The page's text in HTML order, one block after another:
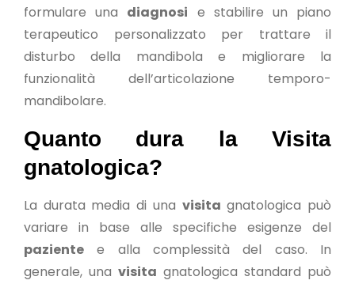
formulare una diagnosi e stabilire un piano
terapeutico personalizzato per trattare il
disturbo della mandibola e migliorare la
funzionalità dell’articolazione temporo-
mandibolare.
Quanto dura la Visita
gnatologica?
La durata media di una visita gnatologica può
variare in base alle specifiche esigenze del
paziente e alla complessità del caso. In
generale, una visita gnatologica standard può